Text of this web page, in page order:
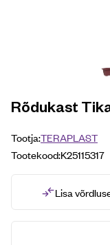
Rõdukast
Tootja:TERAPLAST
Tootekood:K25115317
Lisa